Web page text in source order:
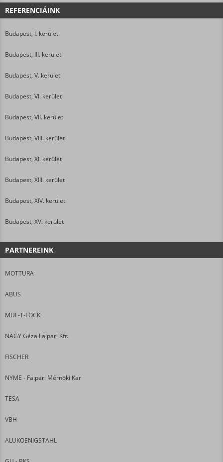
REFERENCIÁINK
Budapest, I. kerület
Budapest, III. kerület
Budapest, V. kerület
Budapest, VI. kerület
Budapest, VII. kerület
Budapest, VIII. kerület
Budapest, XI. kerület
Budapest, XIII. kerület
Budapest, XIV. kerület
Budapest, XV. kerület
PARTNEREINK
MOTTURA
ABUS
MUL-T-LOCK
NAGY Géza Faipari Kft.
FISCHER
NYME - Faipari Mérnöki Kar
TESA
VBH
ALUKOENIGSTAHL